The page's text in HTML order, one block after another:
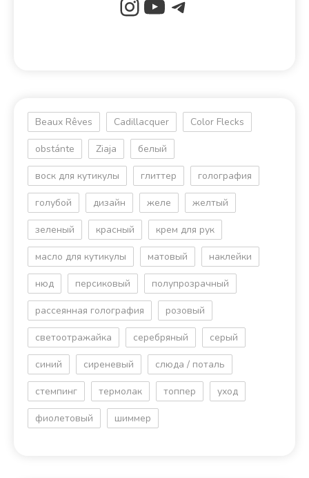
Beaux Rêves Cadillacquer Color Flecks
obstánte Ziaja белый
воск для кутикулы глиттер голография
голубой дизайн желе желтый
зеленый красный крем для рук
масло для кутикулы матовый наклейки
нюд персиковый полупрозрачный
рассеянная голография розовый
светоотражайка серебряный серый
синий сиреневый слюда / поталь
стемпинг термолак топпер уход
фиолетовый шиммер